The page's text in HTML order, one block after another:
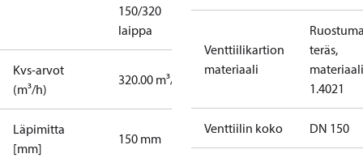
150/320
laippa
Kvs-arvot
(m³/h)
320.00 m³/h
Läpimitta
[mm]
150 mm
Venttiilikartion
materiaali
teräs,
1.4021
Venttiilin koko DN 150